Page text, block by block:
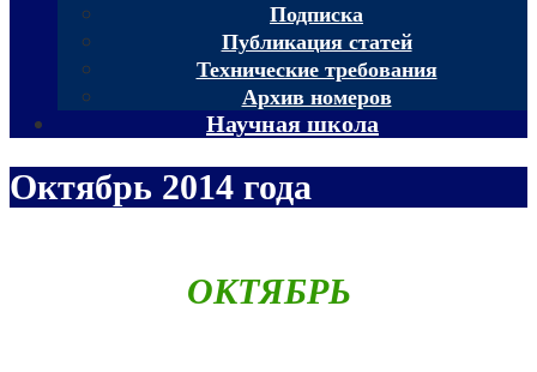
Подписка
Публикация статей
Технические требования
Архив номеров
Научная школа
Октябрь 2014 года
ОКТЯБРЬ